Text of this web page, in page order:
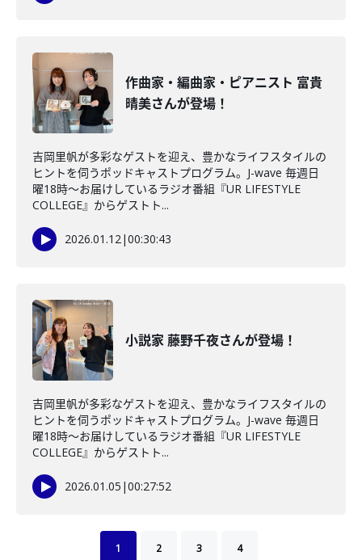
作曲家・編曲家・ピアニスト 富貴
晴美さんが登場！
吉岡里帆が多彩なゲストを迎え、豊かなライフスタイルの
ヒントを伺うポッドキャストプログラム。J-wave 毎週日
曜18時～お届けしているラジオ番組『UR LIFESTYLE
COLLEGE』からゲストト...
2026.01.12|00:30:43
小説家 藤野千夜さんが登場！
吉岡里帆が多彩なゲストを迎え、豊かなライフスタイルの
ヒントを伺うポッドキャストプログラム。J-wave 毎週日
曜18時～お届けしているラジオ番組『UR LIFESTYLE
COLLEGE』からゲストト...
2026.01.05 |00:27:52
1 2 3 4